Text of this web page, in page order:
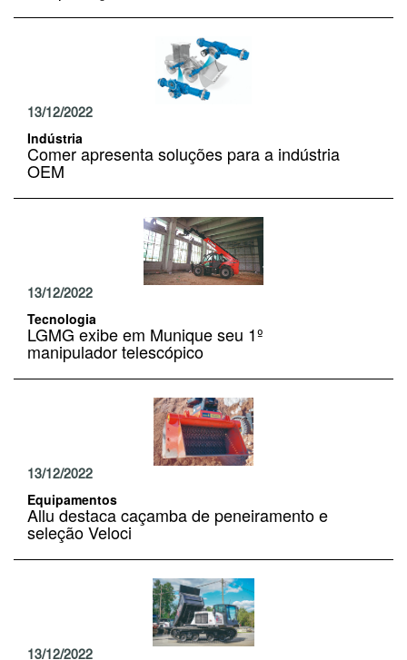
13/12/2022
Indústria
Comer apresenta soluções para a indústria
OEM
13/12/2022
Tecnologia
LGMG exibe em Munique seu 1º
manipulador telescópico
13/12/2022
Equipamentos
Allu destaca caçamba de peneiramento e
seleção Veloci
13/12/2022